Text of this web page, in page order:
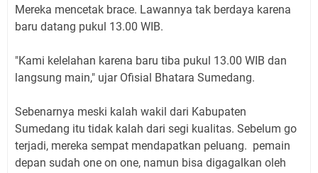
Mereka mencetak brace. Lawannya tak berdaya karena
baru datang pukul 13.00 WIB.
"Kami kelelahan karena baru tiba pukul 13.00 WIB dan
langsung main," ujar Ofisial Bhatara Sumedang.
Sebenarnya meski kalah wakil dari Kabupaten
Sumedang itu tidak kalah dari segi kualitas. Sebelum go
terjadi, mereka sempat mendapatkan peluang. pemain
depan sudah one on one, namun bisa digagalkan oleh